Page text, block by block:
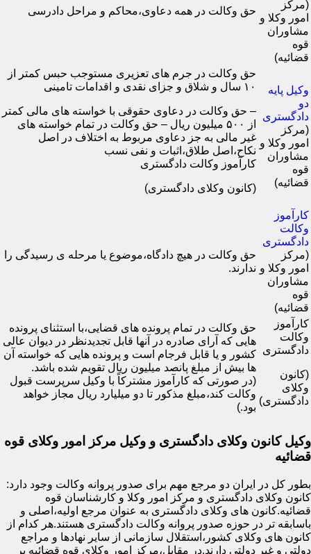
(مرکز
امور وکلا و
مشاوران
قوه
قضائیه)
حق وکالت در همه دعاوی،محاکم و مراحل دادرسی
وکیل پایه
دو
دادگستری
(مرکز
امور وکلا و
مشاوران
قوه
قضائیه)
حق وکالت در جرم های تعزیری مستوجب حبس کمتر از
۱۰ سال و شلاق و جزای نقدی و اقدامات تامینی
– حق وکالت در دعاوی حقوقی با خواسته های مالی کمتر
از ۵۰۰ میلیون ریال – حق وکالت در تمام خواسته های
غیر مالی به جز دعاوی مربوط به اختلاف در اصل
نکاح،اصل طلاق،اثبات و نفی نسب
کارآموز وکالت دادگستری
(کانون وکلای دادگستری)
کارآموز
وکالت
دادگستری
(مرکز
امور وکلا و
مشاوران
قوه
قضائیه)
حق وکالت در هیچ دادگاه،موضوع یا مرحله ی رسیدگی را
ندارند.
کارآموز
وکالت
دادگستری
(کانون
وکلای
دادگستری)
حق وکالت در تمام پرونده های قضایی،با استثنای پرونده
هایی که آرای صادره در آنها قابل تجدیدنظر در دیوان عالی
کشور و یا قابل فرجام است و پرونده هایی که خواسته آن
ها بیش از مبلغ پانصد میلیون ریال تقویم شده باشد.
(در صورتی که کارآموز مشترکاً با وکیل سرپرست قبول
وکالت کند،مبلغ مذکور تا دو میلیارد ریال مجاز خواهد
بود.)
وکیل کانون وکلای دادگستری و وکیل مرکز امور وکلای قوه
قضائیه
بطور کل در ایران دو مرجع مهم برای صدور پروانه وکالت وجود دارد:
کانون وکلای دادگستری و مرکز امور وکلا و کارشناسان قوه
قضائیه.کانون های وکلای دادگستری به عنوان مرجع اولیه،اصلی و
باسابقه تر در حوزه صدور پروانه وکالت دادگستری هستند.هر کدام از
کانون های وکلای کشور،استقلال سازمانی از سایر نهادها و مراجع
دولتی و غیر دولتی دارند.در مقابل،مرکز امور وکلای قوه قضائیه بر